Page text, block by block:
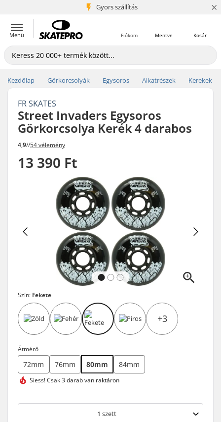
Gyors szállítás
5+ millió ügyfél ×
Menü Kosár
Mentve
Fiókom
Kezdőlap Görkorcsolyák Egysoros Alkatrészek Kerekek
FR SKATES
Street Invaders Egysoros
Görkorcsolya Kerék 4 darabos
4,9//54 vélemény
13 390 Ft
Szín: Fekete
+3
Átmérő
72mm 76mm 80mm 84mm
Siess!Csak 3 darab van raktáron
1 szett